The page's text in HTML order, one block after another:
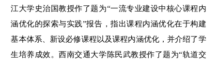
江大学史治国教授作了题为“一流专业建设中核心课程内
涵优化的探索与实践”报告，指出课程内涵优化在于构建
基本体系、新设必修课程以及课程内涵优化，并介绍了学
生培养成效。西南交通大学陈民武教授作了题为“轨道交